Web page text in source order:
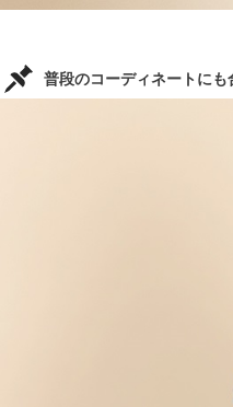
普段のコーディネートに